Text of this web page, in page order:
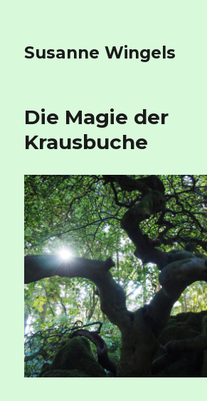
Susanne Wingels
Die Magie der
Krausbuche